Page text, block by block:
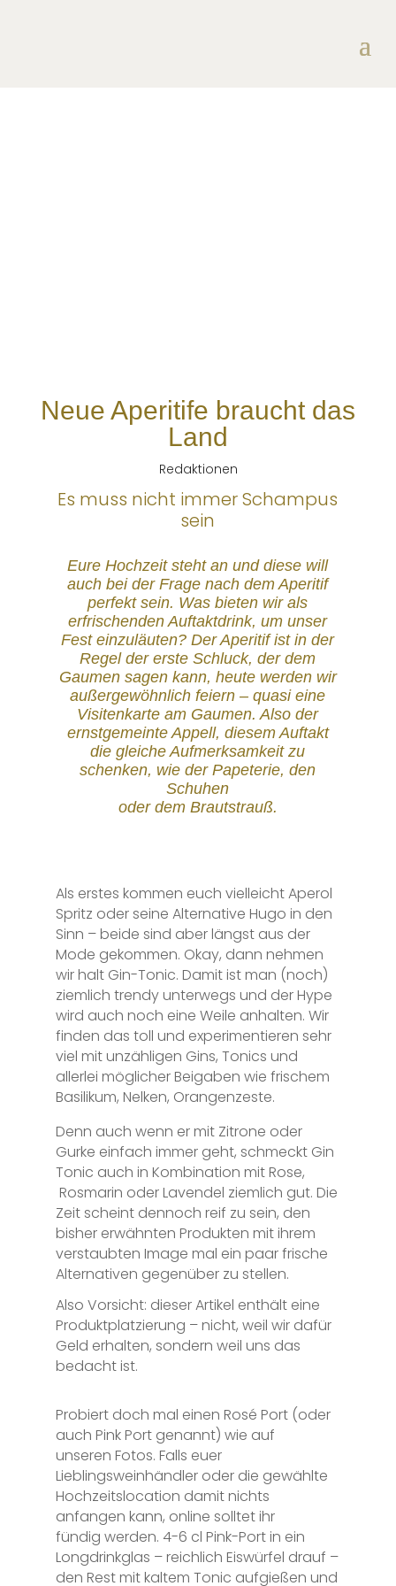
Neue Aperitife braucht das
Land
Redaktionen
Es muss nicht immer Schampus
sein
Eure Hochzeit steht an und diese will
auch bei der Frage nach dem Aperitif
perfekt sein. Was bieten wir als
erfrischenden Auftaktdrink, um unser
Fest einzuläuten? Der Aperitif ist in der
Regel der erste Schluck, der dem
Gaumen sagen kann, heute werden wir
außergewöhnlich feiern – quasi eine
Visitenkarte am Gaumen. Also der
ernstgemeinte Appell, diesem Auftakt
die gleiche Aufmerksamkeit zu
schenken, wie der Papeterie, den
Schuhen
oder dem Brautstrauß.
Als erstes kommen euch vielleicht Aperol
Spritz oder seine Alternative Hugo in den
Sinn – beide sind aber längst aus der
Mode gekommen. Okay, dann nehmen
wir halt Gin-Tonic. Damit ist man (noch)
ziemlich trendy unterwegs und der Hype
wird auch noch eine Weile anhalten. Wir
finden das toll und experimentieren sehr
viel mit unzähligen Gins, Tonics und
allerlei möglicher Beigaben wie frischem
Basilikum, Nelken, Orangenzeste.
Denn auch wenn er mit Zitrone oder
Gurke einfach immer geht, schmeckt Gin
Tonic auch in Kombination mit Rose,
Rosmarin oder Lavendel ziemlich gut. Die
Zeit scheint dennoch reif zu sein, den
bisher erwähnten Produkten mit ihrem
verstaubten Image mal ein paar frische
Alternativen gegenüber zu stellen.
Also Vorsicht: dieser Artikel enthält eine
Produktplatzierung – nicht, weil wir dafür
Geld erhalten, sondern weil uns das
bedacht ist.
Probiert doch mal einen Rosé Port (oder
auch Pink Port genannt) wie auf
unseren Fotos. Falls euer
Lieblingsweinhändler oder die gewählte
Hochzeitslocation damit nichts
anfangen kann, online solltet ihr
fündig werden. 4-6 cl Pink-Port in ein
Longdrinkglas – reichlich Eiswürfel drauf –
den Rest mit kaltem Tonic aufgießen und